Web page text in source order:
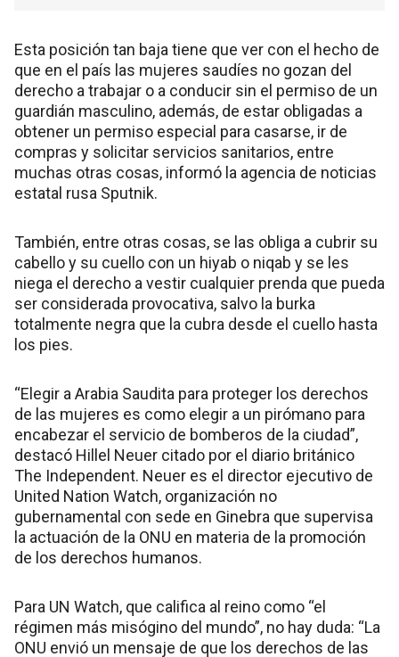
Esta posición tan baja tiene que ver con el hecho de
que en el país las mujeres saudíes no gozan del
derecho a trabajar o a conducir sin el permiso de un
guardián masculino, además, de estar obligadas a
obtener un permiso especial para casarse, ir de
compras y solicitar servicios sanitarios, entre
muchas otras cosas, informó la agencia de noticias
estatal rusa Sputnik.
También, entre otras cosas, se las obliga a cubrir su
cabello y su cuello con un hiyab o niqab y se les
niega el derecho a vestir cualquier prenda que pueda
ser considerada provocativa, salvo la burka
totalmente negra que la cubra desde el cuello hasta
los pies.
“Elegir a Arabia Saudita para proteger los derechos
de las mujeres es como elegir a un pirómano para
encabezar el servicio de bomberos de la ciudad”,
destacó Hillel Neuer citado por el diario británico
The Independent. Neuer es el director ejecutivo de
United Nation Watch, organización no
gubernamental con sede en Ginebra que supervisa
la actuación de la ONU en materia de la promoción
de los derechos humanos.
Para UN Watch, que califica al reino como “el
régimen más misógino del mundo”, no hay duda: “La
ONU envió un mensaje de que los derechos de las